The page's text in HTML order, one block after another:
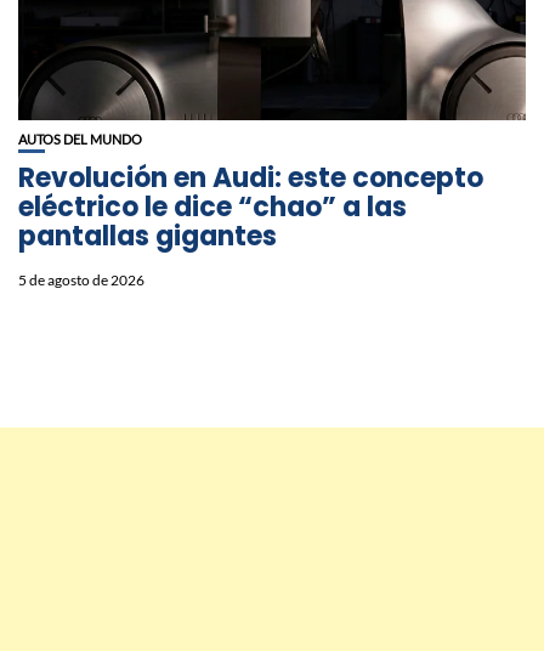
AUTOS DEL MUNDO
Revolución en Audi: este concepto
eléctrico le dice “chao” a las
pantallas gigantes
5 de agosto de 2026